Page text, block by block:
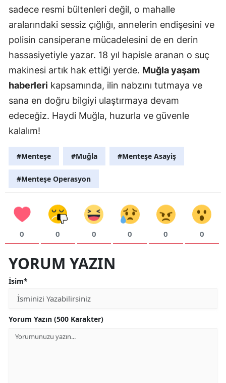
sadece resmi bültenleri değil, o mahalle
aralarındaki sessiz çığlığı, annelerin endişesini ve
polisin cansiperane mücadelesini de en derin
hassasiyetiyle yazar. 18 yıl hapisle aranan o suç
makinesi artık hak ettiği yerde. Muğla yaşam
haberleri kapsamında, ilin nabzını tutmaya ve
sana en doğru bilgiyi ulaştırmaya devam
edeceğiz. Haydi Muğla, huzurla ve güvenle
kalalım!
#Menteşe #Muğla #Menteşe Asayiş
#Menteşe Operasyon
0 0 0 0 0 0
YORUM YAZIN
İsim*
Yorum Yazın (500 Karakter)